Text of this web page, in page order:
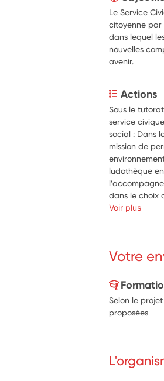
Le Service
citoyenne par
dans lequel
nouvelles
avenir.
Actions
Sous le
service
social : Dans
mission de
ludothèque
dans le choix
et favoriser la
groupes
Voir plus
Votre
Selon le
proposées